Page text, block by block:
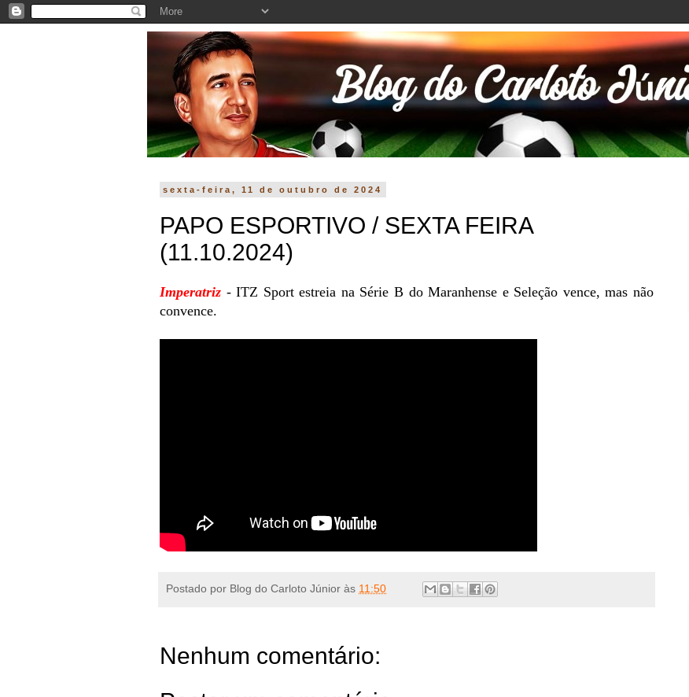
sexta-feira, 11 de outubro de 2024
PAPO ESPORTIVO / SEXTA FEIRA
(11.10.2024)
Imperatriz - ITZ Sport estreia na Série B do Maranhense e Seleção vence, mas não
convence.
Postado por Blog do Carloto Júnior às 11:50
Nenhum comentário: